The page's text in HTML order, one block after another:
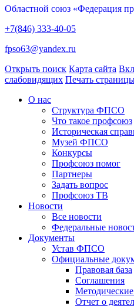
Областной союз «Федерация
+7(846) 333-40-05
fpso63@yandex.ru
Открыть поиск Карта сайта
слабовидящих Печать
О нас
Структура ФПСО
Что такое профсоюз
Историческая
Музей ФПСО
Конкурсы
Профсоюз помог
Партнеры
Задать вопрос
Профсоюз ТВ
Новости
Все новости
Федеральные
Документы
Устав ФПСО
Официальные
Правовая база
Соглашения
Отчет о